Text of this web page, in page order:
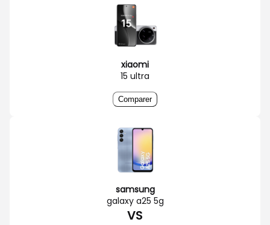
xiaomi
15 ultra
Comparer
samsung
galaxy a25 5g
VS